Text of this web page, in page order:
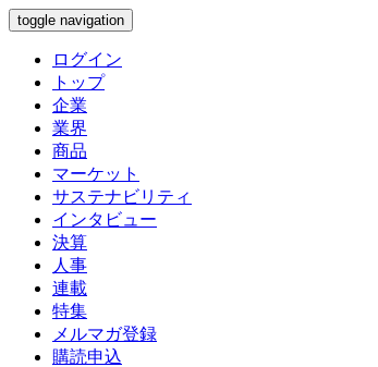
toggle navigation
ログイン
トップ
企業
業界
商品
マーケット
サステナビリティ
インタビュー
決算
人事
連載
特集
メルマガ登録
購読申込